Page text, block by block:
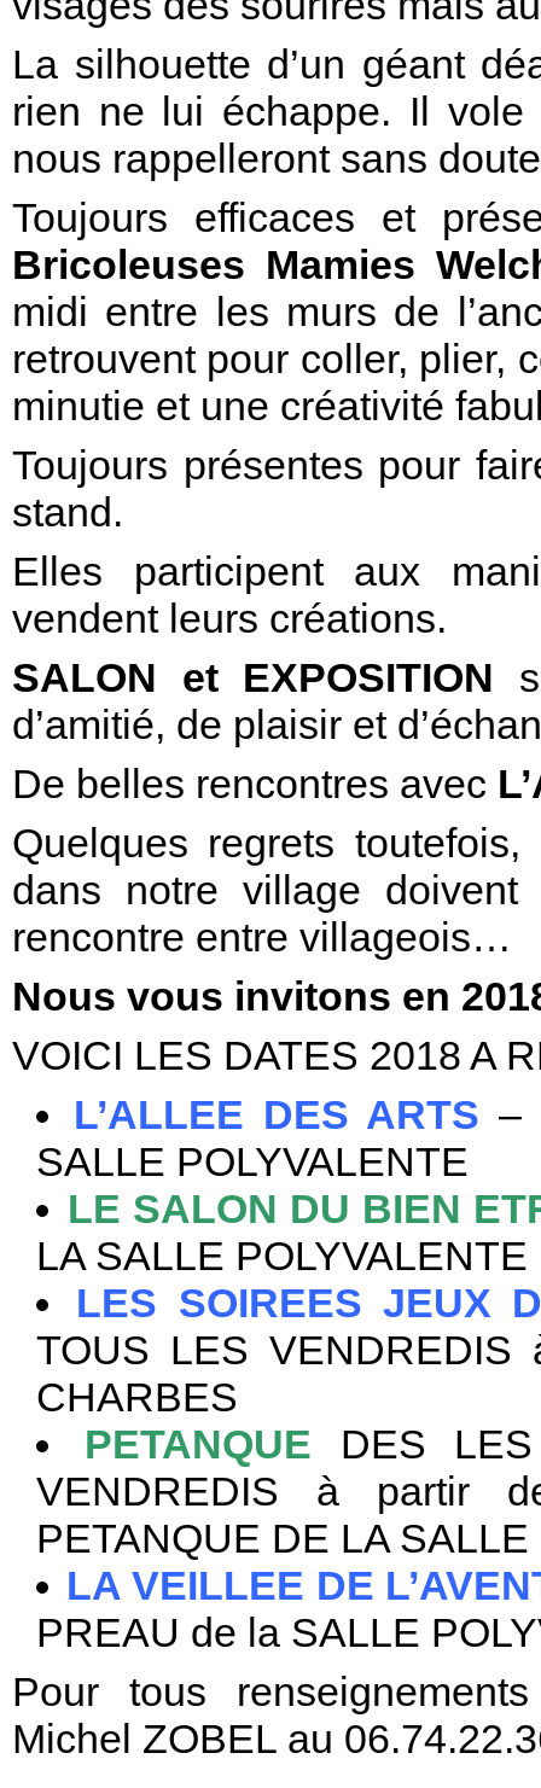
La silhouette d’un géant
rien ne lui échappe. Il vole
nous rappelleront sans
Toujours efficaces et
Bricoleuses Mamies
midi entre les murs de
retrouvent pour coller, plier,
minutie et une créativité
Toujours présentes pour
stand.
Elles participent aux
vendent leurs créations.
SALON et EXPOSITION
d’amitié, de plaisir et
De belles rencontres avec
Quelques regrets
dans notre village
rencontre entre villageois…
Nous vous invitons en
VOICI LES DATES 2018 A
L’ALLEE DES ARTS –
SALLE POLYVALENTE
LE SALON DU BIEN
LA SALLE POLYVALENTE
LES SOIREES JEUX
TOUS LES VENDREDIS
CHARBES
PETANQUE DES
VENDREDIS à partir
PETANQUE DE LA
LA VEILLEE DE
PREAU de la SALLE
Pour tous
Michel ZOBEL au